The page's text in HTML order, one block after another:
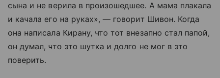
сына и не верила в произошедшее. А мама плакала
и качала его на руках», — говорит Шивон. Когда
она написала Кирану, что тот внезапно стал папой,
он думал, что это шутка и долго не мог в это
поверить.